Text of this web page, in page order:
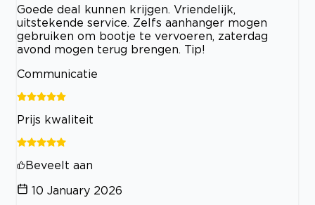
Goede deal kunnen krijgen. Vriendelijk,
uitstekende service. Zelfs aanhanger mogen
gebruiken om bootje te vervoeren, zaterdag
avond mogen terug brengen. Tip!
Communicatie
Prijs kwaliteit
Beveelt aan
10 January 2026